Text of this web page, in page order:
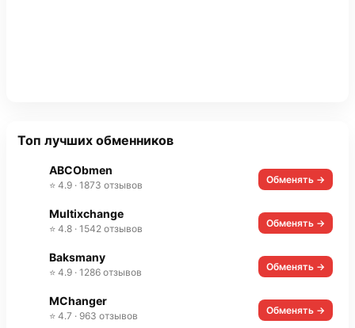
Топ лучших обменников
ABCObmen
⭐ 4.9 · 1873 отзывов Обменять →
Multixchange
⭐ 4.8 · 1542 отзывов Обменять →
Baksmany
⭐ 4.9 · 1286 отзывов Обменять →
MChanger
⭐ 4.7 · 963 отзывов Обменять →